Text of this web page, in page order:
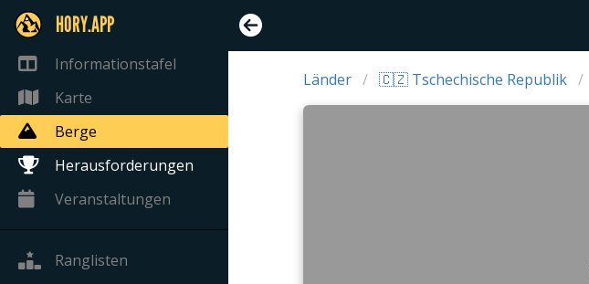
HORY.APP
Informationstafel
Karte
Berge
Herausforderungen
Veranstaltungen
Ranglisten
Länder 🇨🇿 Tschechische Republik